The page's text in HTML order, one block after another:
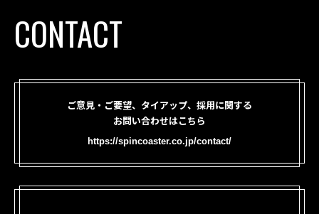
CONTACT
ご意見・ご要望、タイアップ、採用に関する
お問い合わせはこちら
https://spincoaster.co.jp/contact/